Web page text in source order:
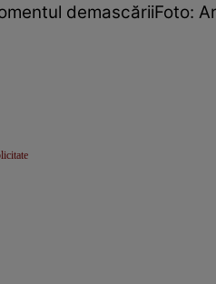
demascăriiFoto: